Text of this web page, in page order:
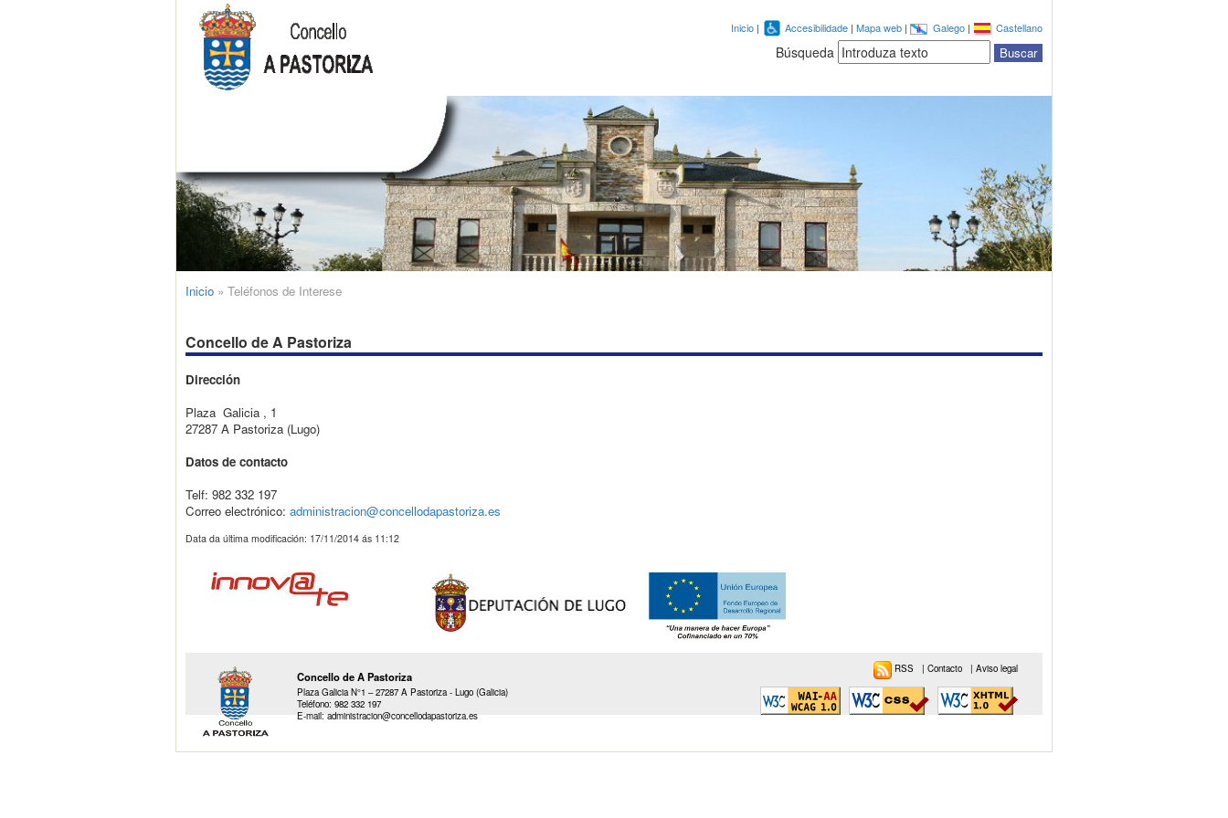
Inicio | Accesibilidade | Mapa web | Galego | Castellano
Búsqueda
Inicio » Teléfonos de Interese
Concello de A Pastoriza
Dirección
Plaza Galicia , 1
27287 A Pastoriza (Lugo)
Datos de contacto
Telf: 982 332 197
Correo electrónico: administracion@concellodapastoriza.es
Data da última modificación: 17/11/2014 ás 11:12
Concello de A Pastoriza
Plaza Galicia N°1 – 27287 A Pastoriza - Lugo (Galicia)
Teléfono: 982 332 197
E-mail: administracion@concellodapastoriza.es
RSS |Contacto |Aviso legal